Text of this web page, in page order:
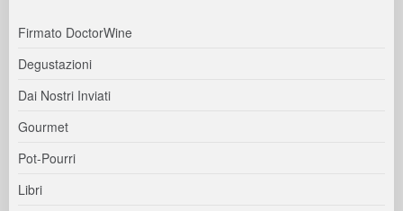
Firmato DoctorWine
Degustazioni
Dai Nostri Inviati
Gourmet
Pot-Pourri
Libri